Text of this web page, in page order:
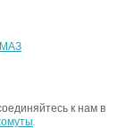
МАЗ
к нам в
.